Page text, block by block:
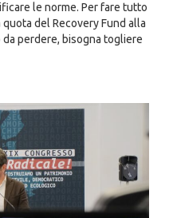
le norme. Per fare tutto
del Recovery Fund alla
da perdere, bisogna togliere